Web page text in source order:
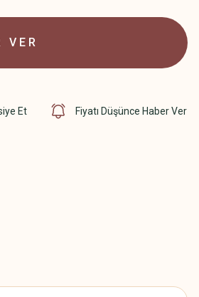
VER
Et Fiyatı Düşünce Haber Ver